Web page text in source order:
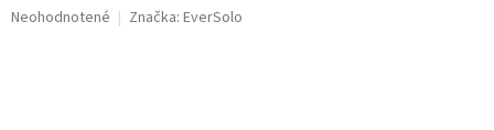
Priemerné
Neohodnotené Značka: EverSolo